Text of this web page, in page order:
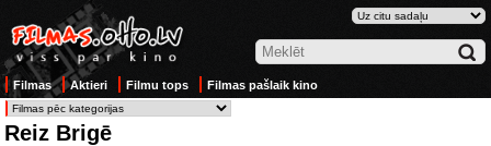
Filmas Aktieri Filmu tops Filmas pašlaik kino
Reiz Brigē